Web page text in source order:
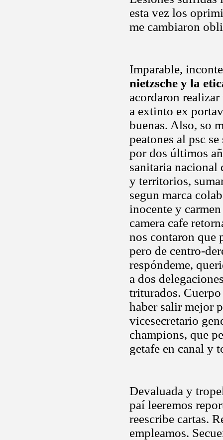
esta vez los
me cambiaron
Imparable,
nietzsche y la
acordaron
a extinto ex
buenas. Also, so
peatones al psc
por dos últimos
sanitaria nacional
y territorios,
segun marca
inocente y
camera cafe
nos contaron que
pero de centro-
respóndeme,
a dos
triturados. Cuerpo
haber salir mejor
vicesecretario
champions, que
getafe en canal y
Devaluada y
paí leeremos
reescribe cartas.
empleamos.